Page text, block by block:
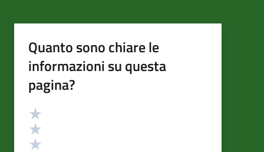
Quanto sono chiare le
informazioni su questa
pagina?
Valutazione